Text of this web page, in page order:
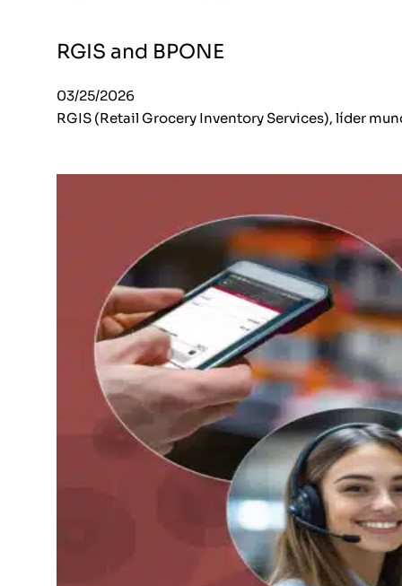
RGIS and BPONE
03/25/2026
RGIS (Retail Grocery Inventory Services), líder